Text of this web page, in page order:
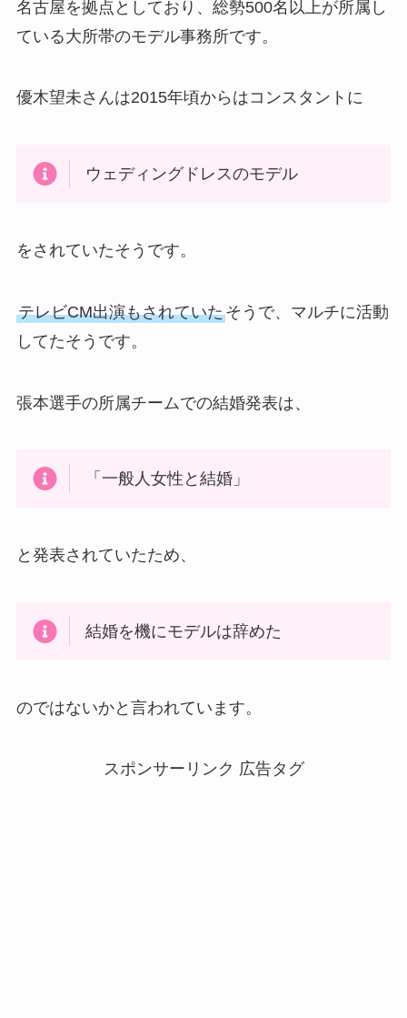
名古屋を拠点としており、総勢500名以上が所属し
ている大所帯のモデル事務所です。
優木望未さんは2015年頃からはコンスタントに
ウェディングドレスのモデル
をされていたそうです。
テレビCM出演もされていたそうで、マルチに活動
してたそうです。
張本選手の所属チームでの結婚発表は、
「一般人女性と結婚」
と発表されていたため、
結婚を機にモデルは辞めた
のではないかと言われています。
スポンサーリンク 広告タグ